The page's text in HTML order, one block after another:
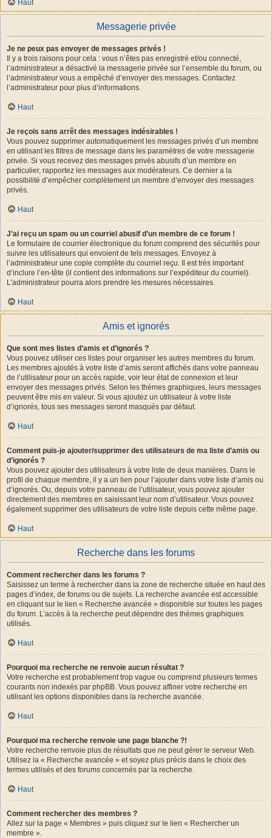
Haut
Messagerie privée
Je ne peux pas envoyer de messages privés !
Il y a trois raisons pour cela : vous n’êtes pas enregistré et/ou connecté,
l’administrateur a désactivé la messagerie privée sur l’ensemble du forum, ou
l’administrateur vous a empêché d’envoyer des messages. Contactez
l’administrateur pour plus d’informations.
Haut
Je reçois sans arrêt des messages indésirables !
Vous pouvez supprimer automatiquement les messages privés d’un membre
en utilisant les filtres de message dans les paramètres de votre messagerie
privée. Si vous recevez des messages privés abusifs d’un membre en
particulier, rapportez les messages aux modérateurs. Ce dernier a la
possibilité d’empêcher complètement un membre d’envoyer des messages
privés.
Haut
J’ai reçu un spam ou un courriel abusif d’un membre de ce forum !
Le formulaire de courrier électronique du forum comprend des sécurités pour
suivre les utilisateurs qui envoient de tels messages. Envoyez à
l’administrateur une copie complète du courriel reçu. Il est très important
d’inclure l’en-tête (il contient des informations sur l’expéditeur du courriel).
L’administrateur pourra alors prendre les mesures nécessaires.
Haut
Amis et ignorés
Que sont mes listes d’amis et d’ignorés ?
Vous pouvez utiliser ces listes pour organiser les autres membres du forum.
Les membres ajoutés à votre liste d’amis seront affichés dans votre panneau
de l’utilisateur pour un accès rapide, voir leur état de connexion et leur
envoyer des messages privés. Selon les thèmes graphiques, leurs messages
peuvent être mis en valeur. Si vous ajoutez un utilisateur à votre liste
d’ignorés, tous ses messages seront masqués par défaut.
Haut
Comment puis-je ajouter/supprimer des utilisateurs de ma liste d’amis ou
d’ignorés ?
Vous pouvez ajouter des utilisateurs à votre liste de deux manières. Dans le
profil de chaque membre, il y a un lien pour l’ajouter dans votre liste d’amis ou
d’ignorés. Ou, depuis votre panneau de l’utilisateur, vous pouvez ajouter
directement des membres en saisissant leur nom d’utilisateur. Vous pouvez
également supprimer des utilisateurs de votre liste depuis cette même page.
Haut
Recherche dans les forums
Comment rechercher dans les forums ?
Saisissez un terme à rechercher dans la zone de recherche située en haut des
pages d’index, de forums ou de sujets. La recherche avancée est accessible
en cliquant sur le lien « Recherche avancée » disponible sur toutes les pages
du forum. L’accès à la recherche peut dépendre des thèmes graphiques
utilisés.
Haut
Pourquoi ma recherche ne renvoie aucun résultat ?
Votre recherche est probablement trop vague ou comprend plusieurs termes
courants non indexés par phpBB. Vous pouvez affiner votre recherche en
utilisant les options disponibles dans la recherche avancée.
Haut
Pourquoi ma recherche renvoie une page blanche ?!
Votre recherche renvoie plus de résultats que ne peut gérer le serveur Web.
Utilisez la « Recherche avancée » et soyez plus précis dans le choix des
termes utilisés et des forums concernés par la recherche.
Haut
Comment rechercher des membres ?
Allez sur la page « Membres » puis cliquez sur le lien « Rechercher un
membre ».